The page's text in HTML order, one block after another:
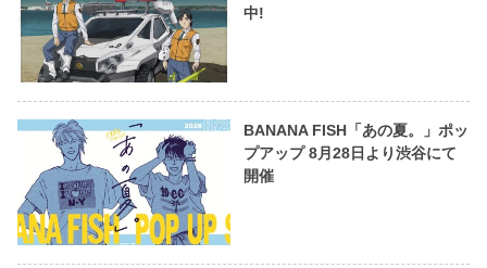
中!
BANANA FISH「あの夏。」ポッ
プアップ 8月28日より渋谷にて
開催